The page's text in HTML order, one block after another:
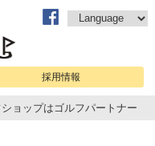
採用情報
ョップはゴルフパートナー